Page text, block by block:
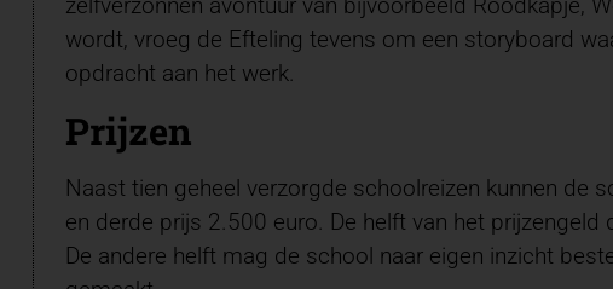
zelfverzonnen avontuur van bijvoorbeeld Roodkapje,
wordt, vroeg de Efteling tevens om een storyboard
opdracht aan het werk.
Prijzen
Naast tien geheel verzorgde schoolreizen kunnen de
en derde prijs 2.500 euro. De helft van het
De andere helft mag de school naar eigen inzicht